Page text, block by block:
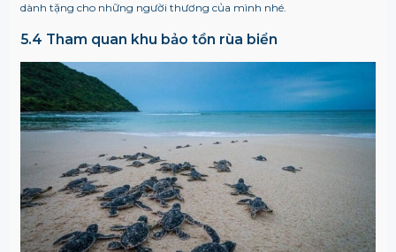
dành tặng cho những người thương của mình nhé.
5.4 Tham quan khu bảo tồn rùa biển